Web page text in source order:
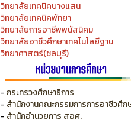
วิทยาลัยเทคนิคชลบุรี
วิทยาลัยอาชีวศึกษาชลบุรี
วิทยาลัยเทคนิคสัตหีบ
วิทยาลัยเกษตร และเทคโนโลยีชลบุรี
วิทยาลัยเทคนิคบางแสน
วิทยาลัยเทคนิคพัทยา
วิทยาลัยการอาชีพพนัสนิคม
วิทยาลัยอาชีวศึกษาเทคโนโลยีฐาน
วิทยาศาสตร์(ชลบุรี)